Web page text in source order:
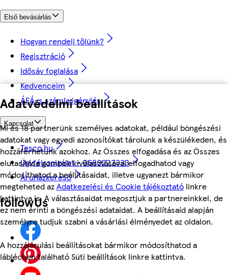
Adatvédelmi beállítások
Mi és 18 partnerünk személyes adatokat, például böngészési
adatokat vagy egyedi azonosítókat tárolunk a készülékeden, és
hozzáférhetünk azokhoz. Az Összes elfogadása és az Összes
elutasítása gombok kiválasztásával elfogadhatod vagy
módosíthatod a beállításaidat, illetve ugyanezt bármikor
megteheted azAdatkezelési és Cookie tájékoztató linkre
kattintva is. A választásaidat megosztjuk a partnereinkkel, de
ez nem érinti a böngészési adataidat. A beállításaid alapján
személyre tudjuk szabni a vásárlási élményedet az oldalon.
A hozzájárulási beállításokat bármikor módosíthatod a
láblécben található Süti beállítások linkre kattintva.
Első bevásárlás
Hogyan rendelj tőlünk?
Regisztráció
Idősáv foglalása
Kedvenceim
ÁFÁ-s számla igénylés
Kapcsolat
Tesco.hu
Ügyfélszolgálat - 0680222333
Áruházkereső
followUs